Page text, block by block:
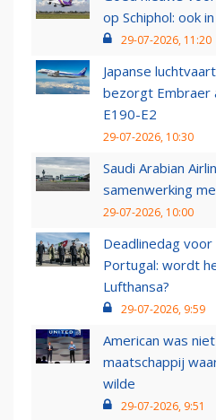
op Schiphol: ook
29-07-2026, 11:20
Japanse
bezorgt Embraer
E190-E2
29-07-2026, 10:30
Saudi Arabian
samenwerking
29-07-2026, 10:00
Deadlinedag
Portugal: wordt
Lufthansa?
29-07-2026, 9:59
American was
maatschappij
wilde
29-07-2026, 9:51